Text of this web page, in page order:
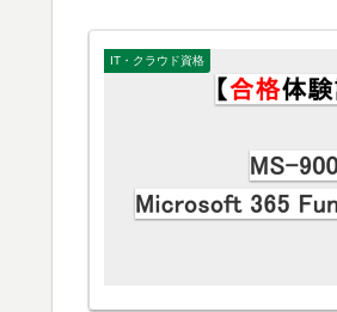
IT・クラウド資格